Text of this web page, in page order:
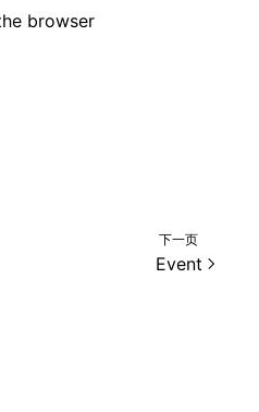
browser
下一页
Event